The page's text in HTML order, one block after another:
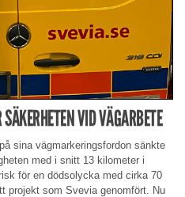
VID VÄGARBETE
sina vägmarkeringsfordon sänkte
med i snitt 13 kilometer i
för en dödsolycka med cirka 70
projekt som Svevia genomfört. Nu